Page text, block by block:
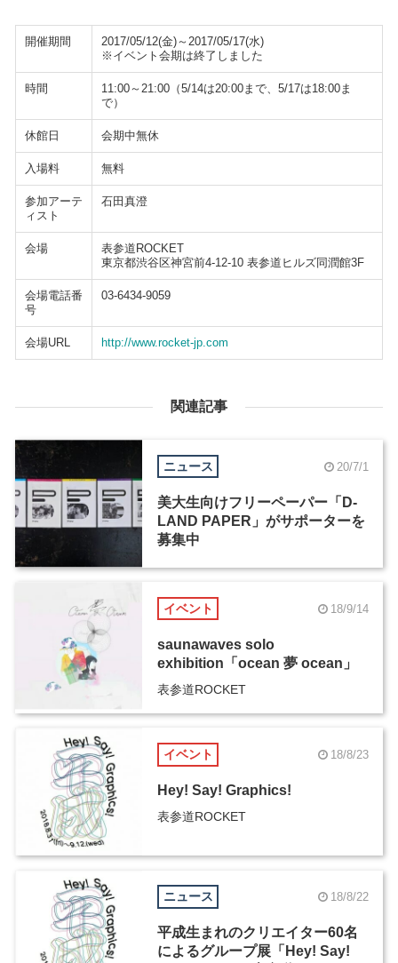
開催期間
2017/05/12(金)～2017/05/17(水)
※イベント会期は終了しました
時間
11:00～21:00（5/14は20:00まで、5/17は18:00ま
で）
休館日 会期中無休
入場料 無料
参加アーテ
ィスト
石田真澄
会場
表参道ROCKET
東京都渋谷区神宮前4-12-10 表参道ヒルズ同潤館3F
会場電話番
号
03-6434-9059
会場URL http://www.rocket-jp.com
関連記事
ニュース 20/7/1
美大生向けフリーペーパー「D-
LAND PAPER」がサポーターを
募集中
イベント 18/9/14
saunawaves solo
exhibition「ocean 夢 ocean」
表参道ROCKET
イベント 18/8/23
Hey! Say! Graphics!
表参道ROCKET
ニュース 18/8/22
平成生まれのクリエイター60名
によるグループ展「Hey! Say!